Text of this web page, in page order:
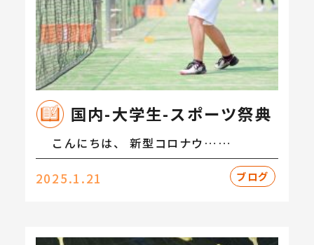
国内-大学生-スポーツ祭典
こんにちは、 新型コロナウ……
2025.1.21 ブログ